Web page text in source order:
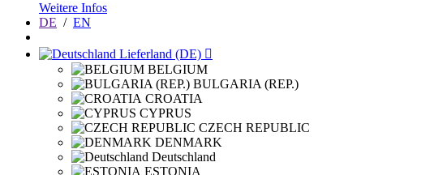
Weitere Infos
DE / EN
Lieferland (DE) 
BELGIUM
BULGARIA (REP.)
CROATIA
CYPRUS
CZECH REPUBLIC
DENMARK
Deutschland
ESTONIA